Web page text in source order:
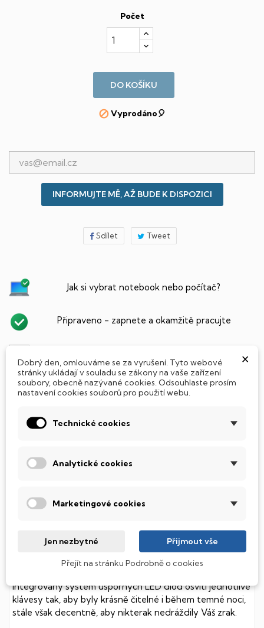
Počet
DO KOŠÍKU
Vyprodáno🎈
INFORMUJTE MĚ, AŽ BUDE K DISPOZICI
Sdílet Tweet
Jak si vybrat notebook nebo počítač?
Připraveno - zapnete a okamžitě pracujte
Tento notebook je vybaven
(Solid State Drive)
součástmi a je tak mnohem méně náchylný
k mechanickému poškození. Díky použití elektronické
mnohemrychlejšípráci s daty.
Podsvícená klávesnice
Integrovaný systém úsporných LED diod osvítí jednotlivé
klávesy tak, aby byly krásně čitelné i během temné noci,
stále však decentně, aby nikterak nedráždily Váš zrak.
×
Dobrý den, omlouváme se za vyrušení. Tyto webové
stránky ukládají v souladu se zákony na vaše zařízení
soubory, obecně nazývané cookies. Odsouhlaste prosím
nastavení cookies souborů pro použití webu.
Technické cookies
Analytické cookies
Marketingové cookies
Jen nezbytné Přijmout vše
Přejít na stránku Podrobně o cookies